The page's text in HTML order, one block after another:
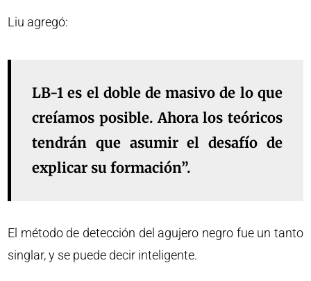
Liu agregó:
LB-1 es el doble de masivo de lo que
creíamos posible. Ahora los teóricos
tendrán que asumir el desafío de
explicar su formación”.
El método de detección del agujero negro fue un tanto
singlar, y se puede decir inteligente.